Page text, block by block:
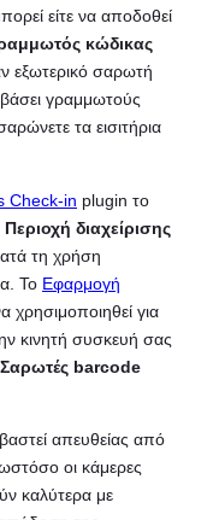
είτε να αποδοθεί
κώδικας
εξωτερικό σαρωτή
γραμμωτούς
τα εισιτήρια
Check-in plugin το
διαχείρισης
τη χρήση
Το Εφαρμογή
χρησιμοποιηθεί για
κινητή συσκευή σας
Σαρωτές barcode
απευθείας από
οι κάμερες
καλύτερα με